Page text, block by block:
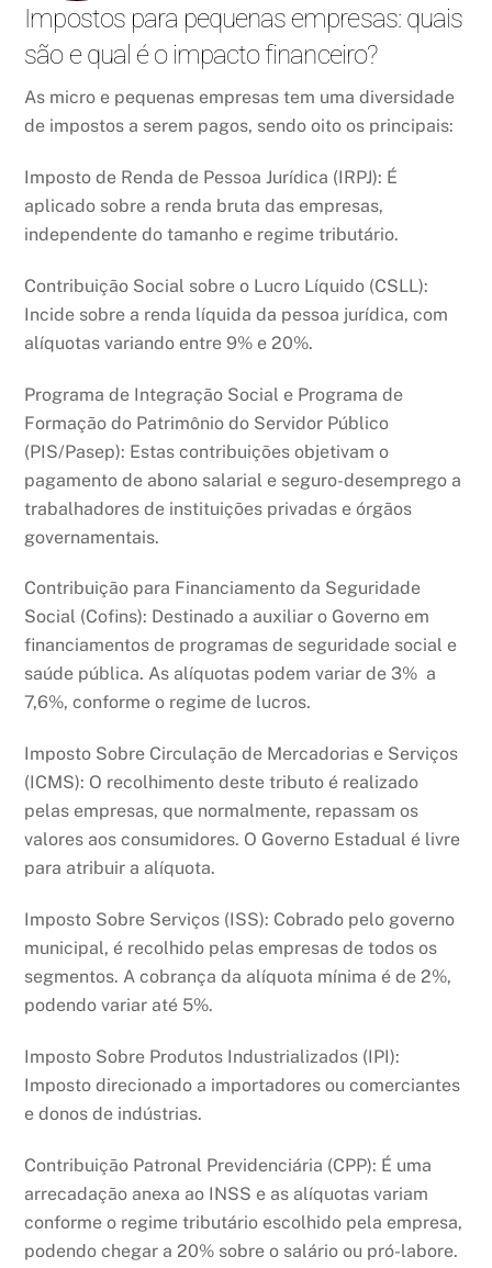
Impostos para pequenas empresas: quais
são e qual é o impacto financeiro?
As micro e pequenas empresas tem uma diversidade
de impostos a serem pagos, sendo oito os principais:
Imposto de Renda de Pessoa Jurídica (IRPJ): É
aplicado sobre a renda bruta das empresas,
independente do tamanho e regime tributário.
Contribuição Social sobre o Lucro Líquido (CSLL):
Incide sobre a renda líquida da pessoa jurídica, com
alíquotas variando entre 9% e 20%.
Programa de Integração Social e Programa de
Formação do Patrimônio do Servidor Público
(PIS/Pasep): Estas contribuições objetivam o
pagamento de abono salarial e seguro-desemprego a
trabalhadores de instituições privadas e órgãos
governamentais.
Contribuição para Financiamento da Seguridade
Social (Cofins): Destinado a auxiliar o Governo em
financiamentos de programas de seguridade social e
saúde pública. As alíquotas podem variar de 3% a
7,6%, conforme o regime de lucros.
Imposto Sobre Circulação de Mercadorias e Serviços
(ICMS): O recolhimento deste tributo é realizado
pelas empresas, que normalmente, repassam os
valores aos consumidores. O Governo Estadual é livre
para atribuir a alíquota.
Imposto Sobre Serviços (ISS): Cobrado pelo governo
municipal, é recolhido pelas empresas de todos os
segmentos. A cobrança da alíquota mínima é de 2%,
podendo variar até 5%.
Imposto Sobre Produtos Industrializados (IPI):
Imposto direcionado a importadores ou comerciantes
e donos de indústrias.
Contribuição Patronal Previdenciária (CPP): É uma
arrecadação anexa ao INSS e as alíquotas variam
conforme o regime tributário escolhido pela empresa,
podendo chegar a 20% sobre o salário ou pró-labore.